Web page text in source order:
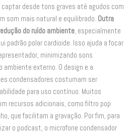
desde tons graves até agudos com
som mais natural e equilibrado. Outra
do ruído ambiente, especialmente
padrão polar cardioide. Isso ajuda a focar
minimizando sons
ambiente externo. O design e a
condensadores costumam ser
para uso contínuo. Muitos
recursos adicionais, como filtro pop
que facilitam a gravação. Por fim, para
o podcast, o microfone condensador